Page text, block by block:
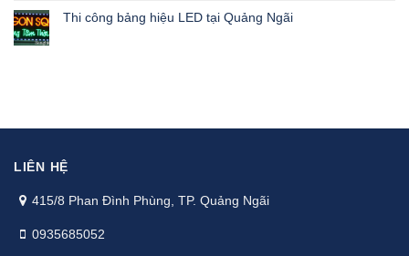
Thi công bảng hiệu LED tại Quảng Ngãi
LIÊN HỆ
415/8 Phan Đình Phùng, TP. Quảng Ngãi
0935685052